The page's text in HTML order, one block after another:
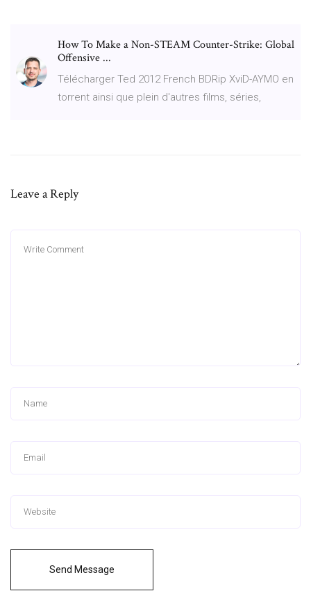
How To Make a Non-STEAM Counter-Strike: Global
Offensive ...
Télécharger Ted 2012 French BDRip XviD-AYMO en
torrent ainsi que plein d'autres films, séries,
Leave a Reply
Send Message